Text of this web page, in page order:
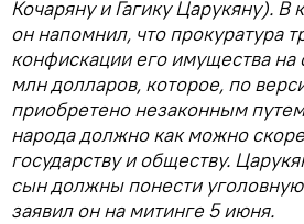
Кочаряну и Гагику Царукяну). В
он напомнил, что прокуратура
конфискации его имущества
млн долларов, которое, по
приобретено незаконным
народа должно как можно
государству и обществу.
сын должны понести уголовную
заявил он на митинге 5 июня.